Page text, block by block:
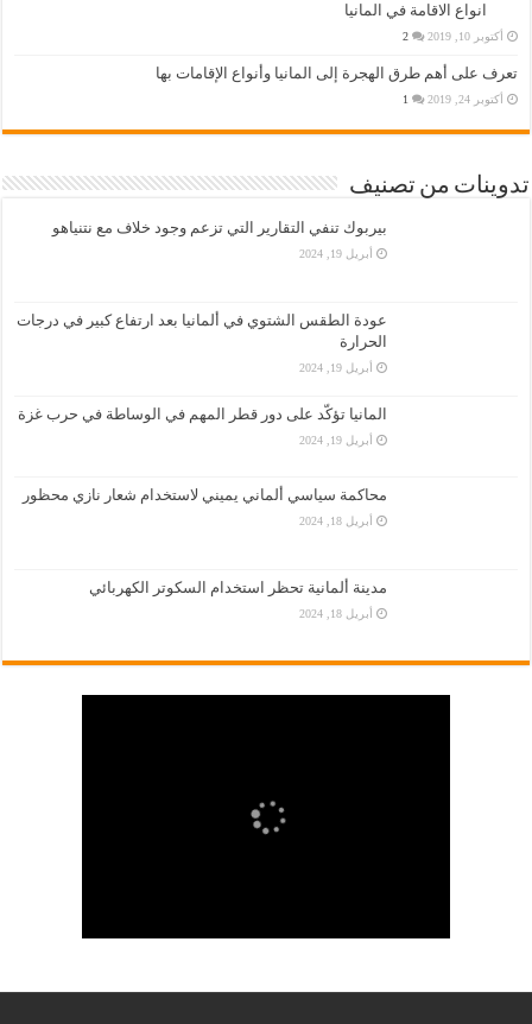
انواع الاقامة في المانيا
أكتوبر 10, 2019 2
تعرف على أهم طرق الهجرة إلى المانيا وأنواع الإقامات بها
أكتوبر 24, 2019 1
تدوينات من تصنيف
بيربوك تنفي التقارير التي تزعم وجود خلاف مع نتنياهو
أبريل 19, 2024
عودة الطقس الشتوي في ألمانيا بعد ارتفاع كبير في درجات
الحرارة
أبريل 19, 2024
المانيا تؤكّد على دور قطر المهم في الوساطة في حرب غزة
أبريل 19, 2024
محاكمة سياسي ألماني يميني لاستخدام شعار نازي محظور
أبريل 18, 2024
مدينة ألمانية تحظر استخدام السكوتر الكهربائي
أبريل 18, 2024